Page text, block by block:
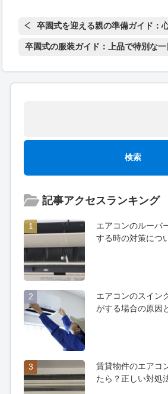
卒園式を迎える親の準備ガイド：
卒園式の服装ガイド：上品で特別な一
記事アクセスランキング
1
エアコンのルーバ
する時の対策につ
2
エアコンのスイン
がする場合の原因
3
賃貸物件のエアコ
たら？正しい対処